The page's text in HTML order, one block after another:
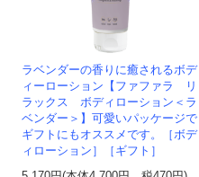
ラベンダーの香りに癒されるボデ
ィーローション【ファファラ リ
ラックス ボディローション＜ラ
ベンダー＞】可愛いパッケージで
ギフトにもオススメです。［ボデ
ィローション］［ギフト］